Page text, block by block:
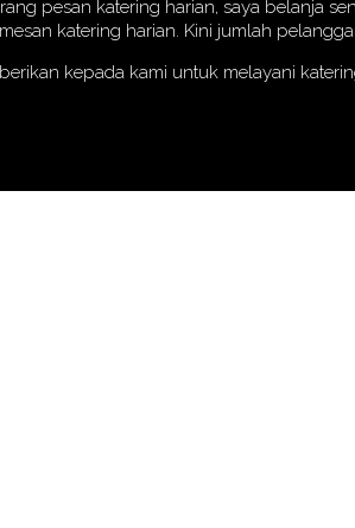
pesan katering harian, saya belanja
katering harian. Kini jumlah
kepada kami untuk melayani